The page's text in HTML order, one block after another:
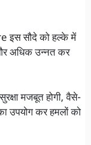
इस सौदे को हल्के में
अधिक उन्नत कर
मजबूत होगी, वैसे-
उपयोग कर हमलों को